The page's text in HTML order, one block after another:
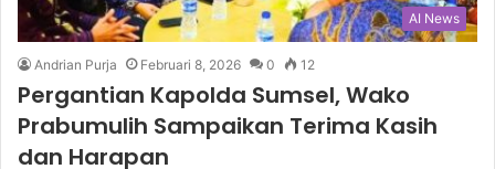
AI News
Andrian Purja Februari 8, 2026 0 12
Pergantian Kapolda Sumsel, Wako
Prabumulih Sampaikan Terima Kasih
dan Harapan